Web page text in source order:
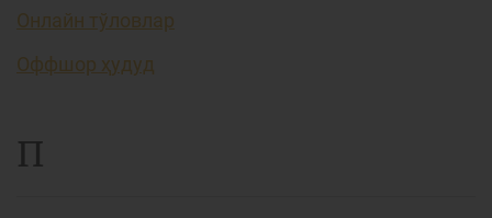
Онлайн тўловлар
Оффшор ҳудуд
П